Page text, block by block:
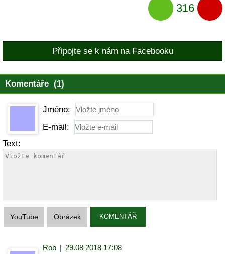
316
Připojte se k nám na Facebooku
Komentáře (1)
Jméno:
E-mail:
Text:
YouTube Obrázek KOMENTÁŘ
Rob | 29.08 2018 17:08